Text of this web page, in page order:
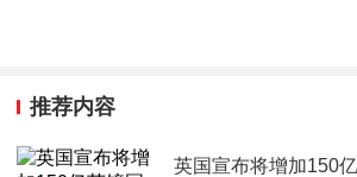
推荐内容
英国宣布将增加150